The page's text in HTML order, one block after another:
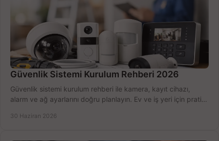
Güvenlik Sistemi Kurulum Rehberi 2026
Güvenlik sistemi kurulum rehberi ile kamera, kayıt cihazı,
alarm ve ağ ayarlarını doğru planlayın. Ev ve iş yeri için pratik
30 Haziran 2026